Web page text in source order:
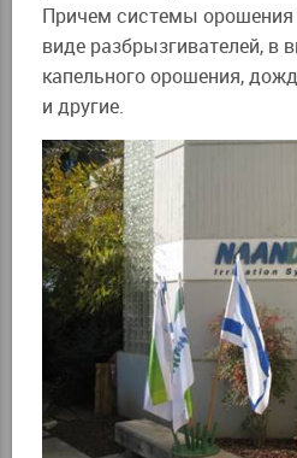
Причем системы
виде разбрызгивателей, в
капельного орошения,
и другие.